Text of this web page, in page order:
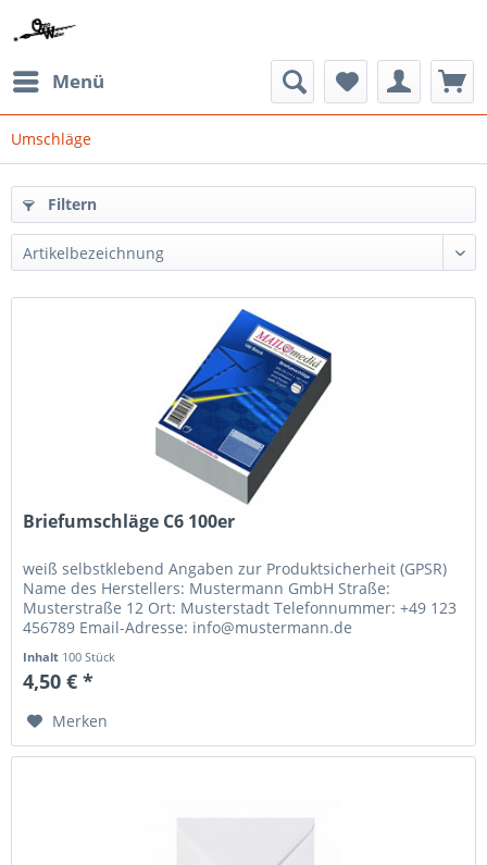
Menü
Umschläge
Filtern
Briefumschläge C6 100er
weiß selbstklebend Angaben zur Produktsicherheit (GPSR)
Name des Herstellers: Mustermann GmbH Straße:
Musterstraße 12 Ort: Musterstadt Telefonnummer: +49 123
456789 Email-Adresse: info@mustermann.de
Inhalt 100 Stück
4,50 € *
Merken